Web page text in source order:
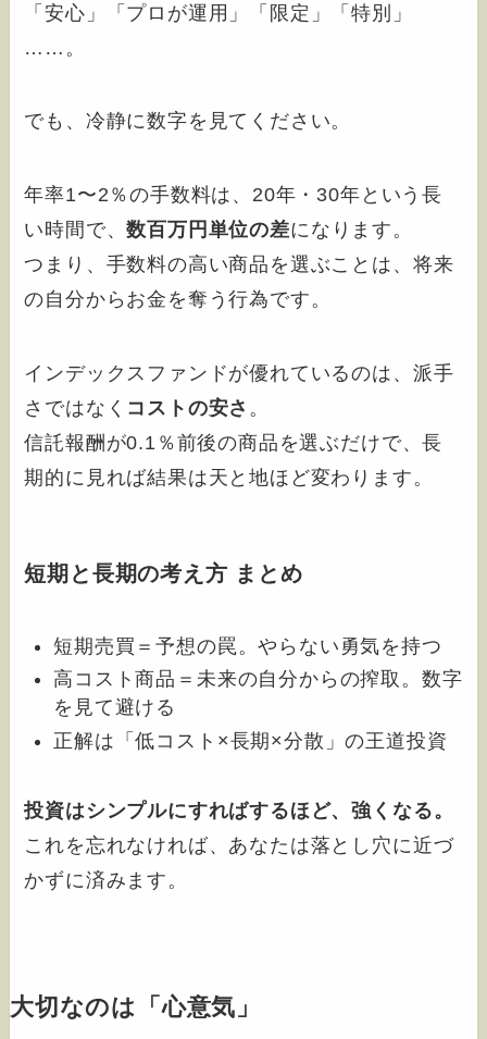
「安心」「プロが運用」「限定」「特別」
……。
でも、冷静に数字を見てください。
年率1〜2％の手数料は、20年・30年という長
い時間で、数百万円単位の差になります。
つまり、手数料の高い商品を選ぶことは、将来
の自分からお金を奪う行為です。
インデックスファンドが優れているのは、派手
さではなく コストの安さ 。
信託報酬が0.1％前後の商品を選ぶだけで、長
期的に見れば結果は天と地ほど変わります。
短期と長期の考え方 まとめ
短期売買＝予想の罠。やらない勇気を持つ
高コスト商品＝未来の自分からの搾取。数字
を見て避ける
正解は「低コスト×長期×分散」の王道投資
投資はシンプルにすればするほど、強くなる。
これを忘れなければ、あなたは落とし穴に近づ
かずに済みます。
大切なのは「心意気」